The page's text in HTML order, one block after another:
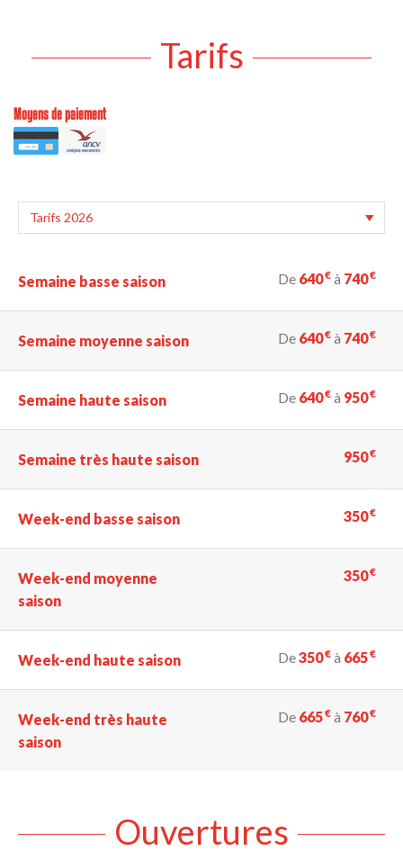
Tarifs
Moyens de paiement
Semaine basse saison De 640€ à 740€
Semaine moyenne saison De 640€ à 740€
Semaine haute saison De 640€ à 950€
Semaine très haute saison 950€
Week-end basse saison 350€
Week-end moyenne
saison
350€
Week-end haute saison De350€ à 665€
Week-end très haute
saison
De 665€ à 760€
Ouvertures